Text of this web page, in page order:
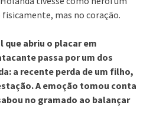
mas no coração.
que abriu o placar em
passa por um dos
a recente perda de um filho,
A emoção tomou conta
no gramado ao balançar